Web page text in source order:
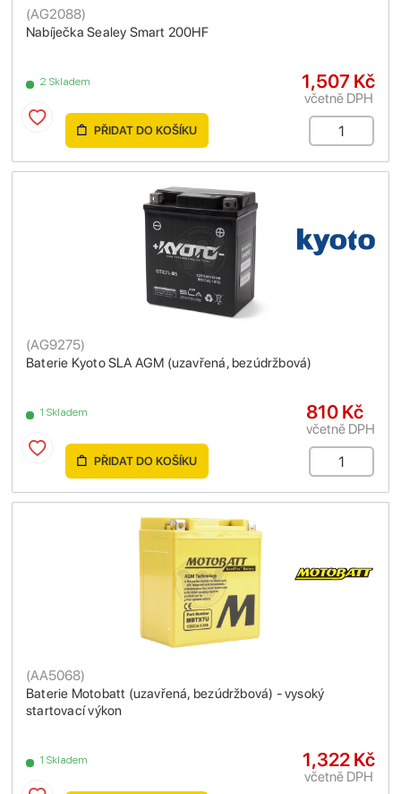
Nabíječka Sealey Smart 200HF
(AG2088)
2 Skladem 1,507 Kč
včetně DPH
PŘIDAT DO KOŠÍKU
Baterie Kyoto SLA AGM (uzavřená, bezúdržbová)
(AG9275)
1 Skladem 810 Kč
včetně DPH
PŘIDAT DO KOŠÍKU
Baterie Motobatt (uzavřená, bezúdržbová) - vysoký
startovací výkon
(AA5068)
1 Skladem 1,322 Kč
včetně DPH